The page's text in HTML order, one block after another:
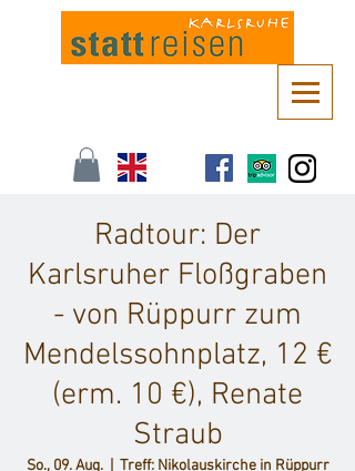
Radtour: Der
Karlsruher Floßgraben
- von Rüppurr zum
Mendelssohnplatz, 12 €
(erm. 10 €), Renate
Straub
So., 09. Aug.
  |
Treff: Nikolauskirche in Rüppurr